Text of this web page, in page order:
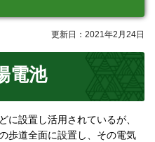
更新日：2021年2月24日
電池
に設置し活用されているが、
歩道全面に設置し、その電気